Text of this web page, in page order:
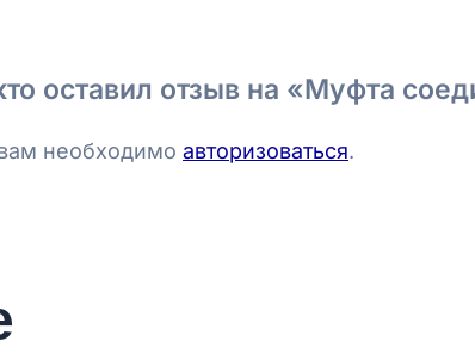
оставил отзыв на «Муфта
необходимо авторизоваться.